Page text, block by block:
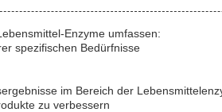
Enzyme umfassen:
spezifischen Bedürfnisse
im Bereich der
zu verbessern